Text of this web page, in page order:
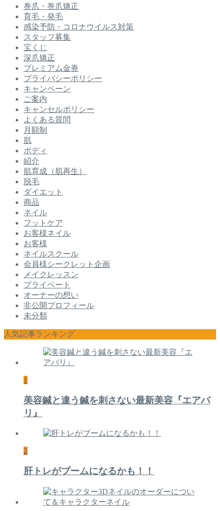
巻爪・巻爪矯正
育毛・発毛
感染予防・コロナウイルス対策
スタッフ募集
宝くじ
深爪矯正
プレミアム金券
プライバシーポリシー
キャンペーン
ご案内
キャンセルポリシー
よくある質問
月額制
肌
ボディ
紹介
肌育成（肌再生）
脱毛
ダイエット
商品
ネイル
フットケア
お客様ネイル
お客様
ネイルスクール
会員様シークレット企画
メイクレッスン
プライベート
オーナーの想い
非公開プロフィール
未分類
人気記事ランキング
1
美容鍼と違う鍼を刺さない最新美容『エアバ
リ』
2
肝トレがブームになるかも！！